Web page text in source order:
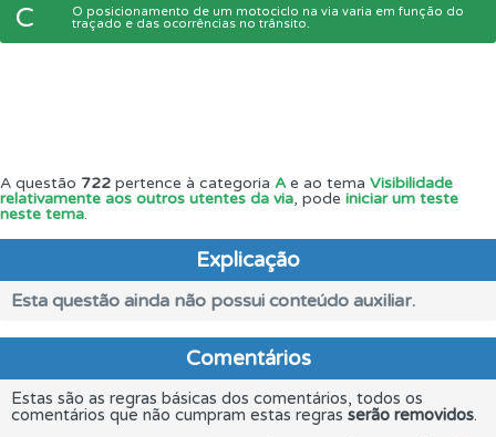
C
O posicionamento de um motociclo na via varia em função do
traçado e das ocorrências no trânsito.
A questão 722 pertence à categoria Ae ao tema Visibilidade
relativamente aos outros utentes da via, pode iniciar um teste
neste tema.
Explicação
Esta questão ainda não possui conteúdo auxiliar.
Comentários
Estas são as regras básicas dos comentários, todos os
comentários que não cumpram estas regras serão removidos.